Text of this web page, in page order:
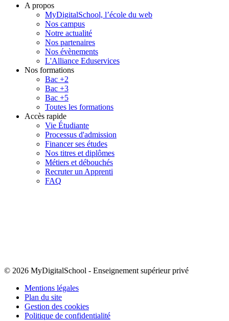
A propos
MyDigitalSchool, l’école du web
Nos campus
Notre actualité
Nos partenaires
Nos évènements
L'Alliance Eduservices
Nos formations
Bac +2
Bac +3
Bac +5
Toutes les formations
Accès rapide
Vie Étudiante
Processus d'admission
Financer ses études
Nos titres et diplômes
Métiers et débouchés
Recruter un Apprenti
FAQ
© 2026 MyDigitalSchool - Enseignement supérieur privé
Mentions légales
Plan du site
Gestion des cookies
Politique de confidentialité